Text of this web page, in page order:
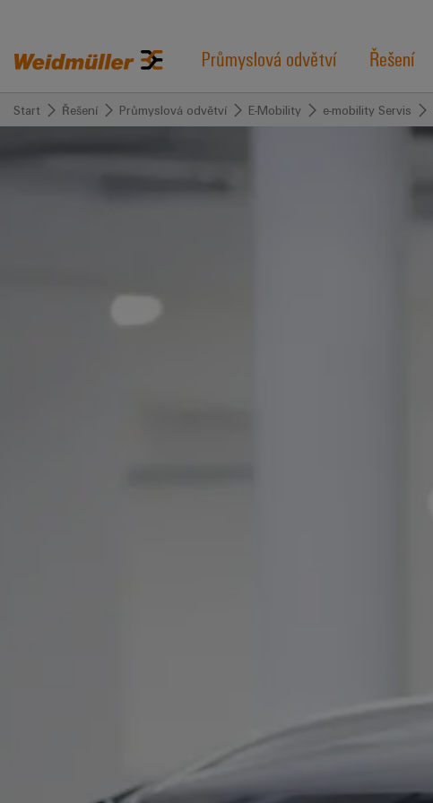
Průmyslová odvětví Řešení
Start Řešení Průmyslová odvětví E-Mobility e-mobility Servis